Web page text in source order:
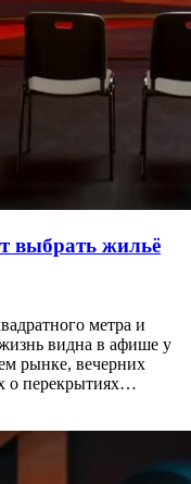
выбрать жильё
метра и
видна в афише у
рынке, вечерних
о перекрытиях…